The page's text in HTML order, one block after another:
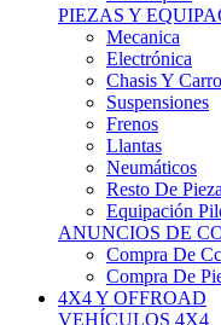
Mecanica
Electrónica
Chasis Y
Suspensiones
Frenos
Llantas
Neumáticos
Resto De Piezas
Equipación
ANUNCIOS DE
Compra De
Compra De
4X4 Y OFFROAD
VEHÍCULOS 4X4
Prototipos